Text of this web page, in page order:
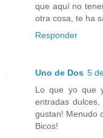
que aquí no
otra cosa, te ha
Responder
Uno de Dos 5
Lo que yo que
entradas
gustan! Menudo
Bicos!